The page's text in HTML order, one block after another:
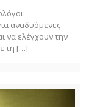
αναδυόμενες
να ελέγχουν την
τη […]